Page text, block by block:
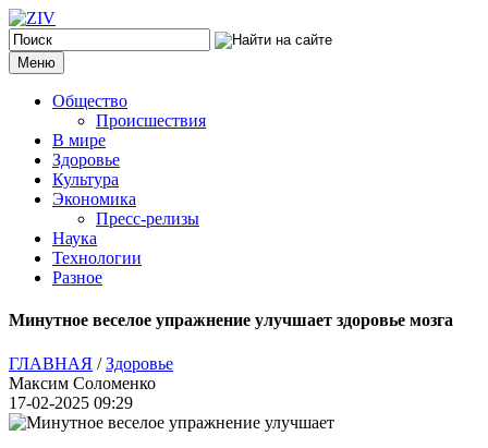
Меню
Общество
Происшествия
В мире
Здоровье
Культура
Экономика
Пресс-релизы
Наука
Технологии
Разное
Минутное веселое упражнение улучшает здоровье мозга
ГЛАВНАЯ /Здоровье
Максим Соломенко
17-02-2025 09:29